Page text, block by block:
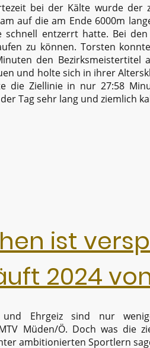
bei der Kälte wurde
auf die am Ende 6000m
schnell entzerrt hatte. Bei
zu können. Torsten
den
und holte sich in ihrer
die Ziellinie in nur 27:58
Tag sehr lang und ziemlich
ist
2024
und Ehrgeiz sind nur
Müden/Ö. Doch was die
ambitionierten Sportlern